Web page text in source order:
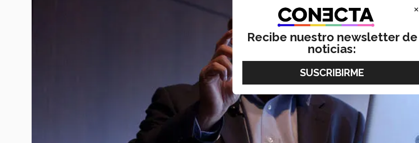
×
Recibe nuestro newsletter de
noticias: